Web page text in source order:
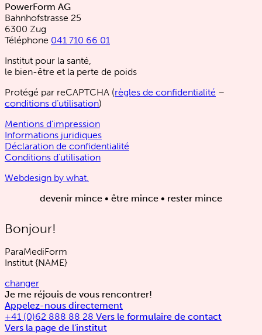
PowerForm AG
Bahnhofstrasse 25
6300 Zug
Téléphone 041 710 66 01
Institut pour la santé,
le bien-être et la perte de poids
Protégé par reCAPTCHA (règles de confidentialité –
conditions d’utilisation)
Mentions d’impression
Informations juridiques
Déclaration de confidentialité
Conditions d’utilisation
Webdesign by what.
devenir mince • être mince • rester mince
Bonjour!
ParaMediForm
Institut {NAME}
changer
Je me réjouis de vous rencontrer!
Appelez-nous directement
+41 (0)62 888 88 28 Vers le formulaire de contact
Vers la page de l'institut